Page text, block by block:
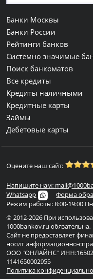
Банки Москвы
Банки России
Рейтинги банков
Системно значимые
Поиск банкоматов
Все кредиты
Кредиты наличными
Кредитные карты
Займы
Дебетовые карты
Оцените наш сайт:
Напишите нам:
Whatsapp
Форма
Режим работы: 8:00-19:00
© 2012-2026 При
1000bankov.ru обязательна.
Сайт не предоставляет
носит информационно-
ООО "ОНЛАЙНС"
1141650002955
Политика